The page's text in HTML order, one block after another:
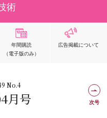
術
年間購読
（電子版のみ）
広告掲載について
No.4
月号 次号